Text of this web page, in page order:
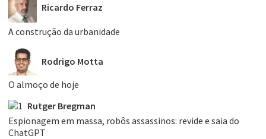
Ricardo Ferraz
A construção da urbanidade
Rodrigo Motta
O almoço de hoje
Rutger Bregman
Espionagem em massa, robôs assassinos: revide e saia do
ChatGPT